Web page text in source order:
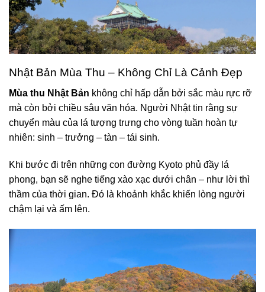
Nhật Bản Mùa Thu – Không Chỉ Là Cảnh Đẹp
Mùa thu Nhật Bản không chỉ hấp dẫn bởi sắc màu rực rỡ
mà còn bởi chiều sâu văn hóa. Người Nhật tin rằng sự
chuyển màu của lá tượng trưng cho vòng tuần hoàn tự
nhiên: sinh – trưởng – tàn – tái sinh.
Khi bước đi trên những con đường Kyoto phủ đầy lá
phong, bạn sẽ nghe tiếng xào xạc dưới chân – như lời thì
thầm của thời gian. Đó là khoảnh khắc khiến lòng người
chậm lại và ấm lên.